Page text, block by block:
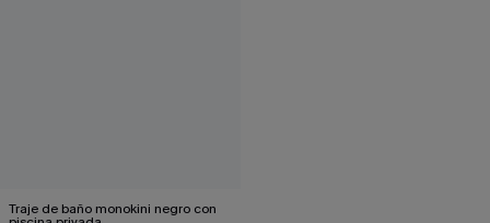
Traje de baño monokini negro con